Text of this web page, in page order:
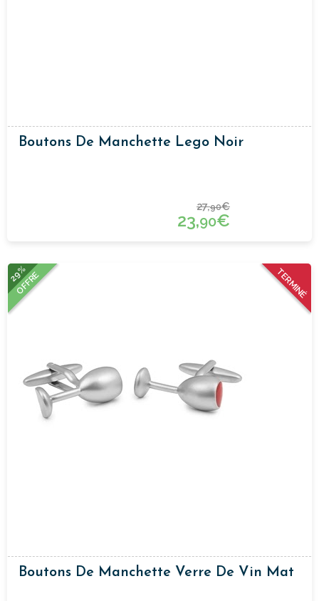
Boutons De Manchette Lego Noir
27,90€
23,90€
TERMINÉ
29%
OFFRE
Boutons De Manchette Verre De Vin Mat